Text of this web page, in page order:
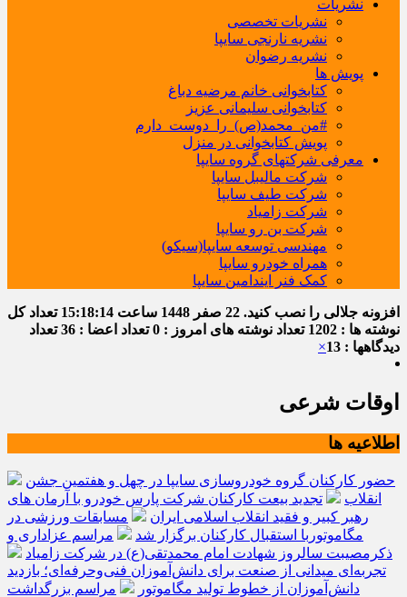
نشریات
نشریات تخصصی
نشریه نارنجی سایپا
نشریه رضوان
پویش ها
کتابخوانی خانم مرضیه دباغ
کتابخوانی سلیمانی عزیز
#من_محمد(ص)_را_دوست_دارم
پویش کتابخوانی در منزل
معرفی شرکتهای گروه سایپا
شرکت مالیبل سایپا
شرکت طیف سایپا
شرکت زامیاد
شرکت بن رو سایپا
مهندسی توسعه سایپا(سیکو)
همراه خودرو سایپا
کمک فنر ایندامین سایپا
افزونه جلالی را نصب کنید. 22 صفر 1448 ساعت 15:18:15 تعداد کل
نوشته ها : 1202
تعداد نوشته های امروز : 0 تعداد اعضا : 36
تعداد
دیدگاهها : 13
×
اوقات شرعی
اطلاعیه ها
حضور کارکنان گروه خودروسازی سایپا در چهل و هفتمین جشن
انقلاب
تجدید بیعت کارکنان شرکت پارس خودرو با آرمان های
رهبر کبیر و فقید انقلاب اسلامی ایران
مسابقات ورزشی در
مگاموتوربا استقبال کارکنان برگزار شد
مراسم عزاداری و
ذکرمصیبت سالروز شهادت امام محمدتقی(ع) در شرکت زامیاد
تجربه‌ای میدانی از صنعت برای دانش‌آموزان فنی‌وحرفه‌ای؛ بازدید
دانش‌آموزان از خطوط تولید مگاموتور
مراسم بزرگداشت